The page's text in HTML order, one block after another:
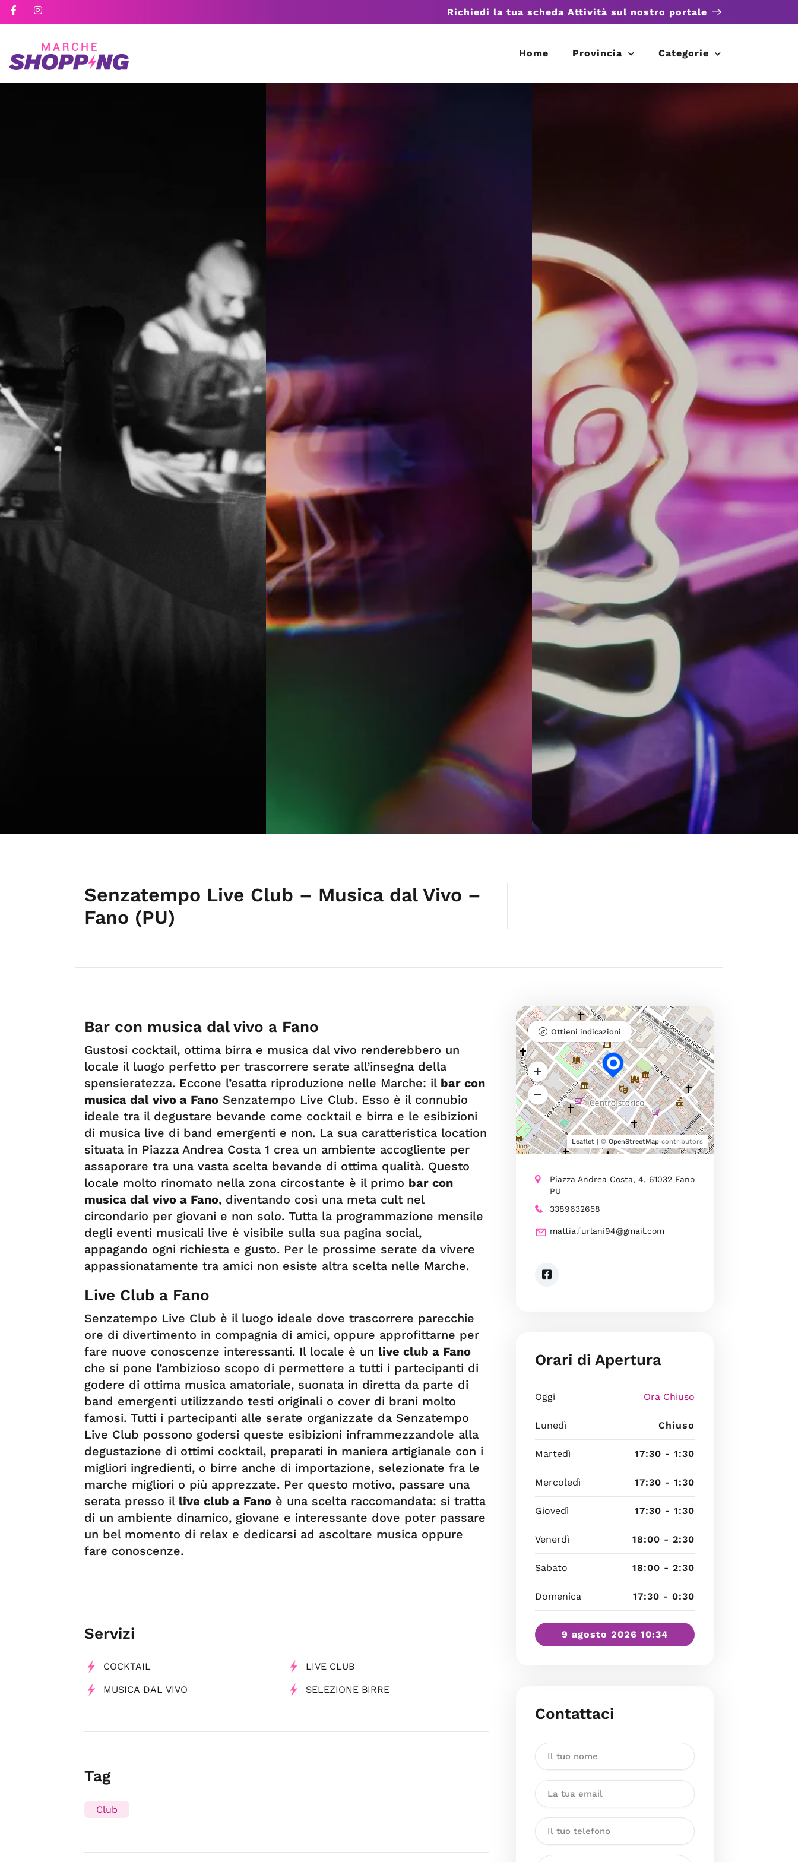
Richiedi la tua scheda Attività sul nostro portale
Home Provincia Categorie
Senzatempo Live Club – Musica dal Vivo –
Fano (PU)
Bar con musica dal vivo a Fano
Gustosi cocktail, ottima birra e musica dal vivo renderebbero un
locale il luogo perfetto per trascorrere serate all’insegna della
spensieratezza. Eccone l’esatta riproduzione nelle Marche: il bar con
musica dal vivo a Fano Senzatempo Live Club. Esso è il connubio
ideale tra il degustare bevande come cocktail e birra e le esibizioni
di musica live di band emergenti e non. La sua caratteristica location
situata in Piazza Andrea Costa 1 crea un ambiente accogliente per
assaporare tra una vasta scelta bevande di ottima qualità. Questo
locale molto rinomato nella zona circostante è il primo bar con
musica dal vivo a Fano, diventando così una meta cult nel
circondario per giovani e non solo. Tutta la programmazione mensile
degli eventi musicali live è visibile sulla sua pagina social,
appagando ogni richiesta e gusto. Per le prossime serate da vivere
appassionatamente tra amici non esiste altra scelta nelle Marche.
Live Club a Fano
Senzatempo Live Club è il luogo ideale dove trascorrere parecchie
ore di divertimento in compagnia di amici, oppure approfittarne per
fare nuove conoscenze interessanti. Il locale è un live club a Fano
che si pone l’ambizioso scopo di permettere a tutti i partecipanti di
godere di ottima musica amatoriale, suonata in diretta da parte di
band emergenti utilizzando testi originali o cover di brani molto
famosi. Tutti i partecipanti alle serate organizzate da Senzatempo
Live Club possono godersi queste esibizioni inframmezzandole alla
degustazione di ottimi cocktail, preparati in maniera artigianale con i
migliori ingredienti, o birre anche di importazione, selezionate fra le
marche migliori o più apprezzate. Per questo motivo, passare una
serata presso il live club a Fano è una scelta raccomandata: si tratta
di un ambiente dinamico, giovane e interessante dove poter passare
un bel momento di relax e dedicarsi ad ascoltare musica oppure
fare conoscenze.
Servizi
COCKTAIL LIVE CLUB
MUSICA DAL VIVO SELEZIONE BIRRE
Tag
Club
Leaflet| © OpenStreetMapcontributors
Ottieni indicazioni
Piazza Andrea Costa, 4, 61032 Fano
PU
3389632658
mattia.furlani94@gmail.com
Orari di Apertura
Oggi Ora Chiuso
Lunedì Chiuso
Martedì 17:30 - 1:30
Mercoledì 17:30 - 1:30
Giovedì 17:30 - 1:30
Venerdì 18:00 - 2:30
Sabato 18:00 - 2:30
Domenica 17:30 - 0:30
9 agosto 2026 10:34
Contattaci